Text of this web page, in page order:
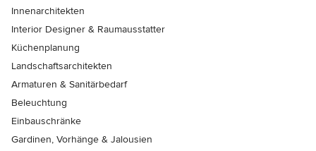
Innenarchitekten
Interior Designer & Raumausstatter
Küchenplanung
Landschaftsarchitekten
Armaturen & Sanitärbedarf
Beleuchtung
Einbauschränke
Gardinen, Vorhänge & Jalousien